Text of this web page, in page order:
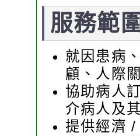
服務範
就因患病
顧、人際
協助病人
介病人及
提供經濟 /